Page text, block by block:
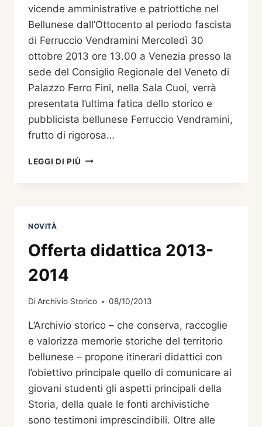
vicende amministrative e patriottiche nel
Bellunese dall’Ottocento al periodo fascista
di Ferruccio Vendramini Mercoledì 30
ottobre 2013 ore 13.00 a Venezia presso la
sede del Consiglio Regionale del Veneto di
Palazzo Ferro Fini, nella Sala Cuoi, verrà
presentata l’ultima fatica dello storico e
pubblicista bellunese Ferruccio Vendramini,
frutto di rigorosa…
LEGGI DI PIÙ L’ULTIMA
VENEZIA
FINI,
DEL
CONSIGLIO
REGIONALE
DEL
VENETO
MERCOLEDÌ
30
OTTOBRE
NOVITÀ
Offerta didattica 2013-
2014
DiArchivio Storico 08/10/2013
L’Archivio storico – che conserva, raccoglie
e valorizza memorie storiche del territorio
bellunese – propone itinerari didattici con
l’obiettivo principale quello di comunicare ai
giovani studenti gli aspetti principali della
Storia, della quale le fonti archivistiche
sono testimoni imprescindibili. Oltre alle